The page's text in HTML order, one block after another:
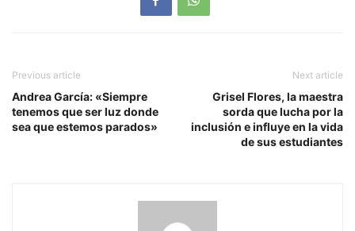
Previous article
Andrea García: «Siempre
tenemos que ser luz donde
sea que estemos parados»
Next article
Grisel Flores, la maestra
sorda que lucha por la
inclusión e influye en la vida
de sus estudiantes